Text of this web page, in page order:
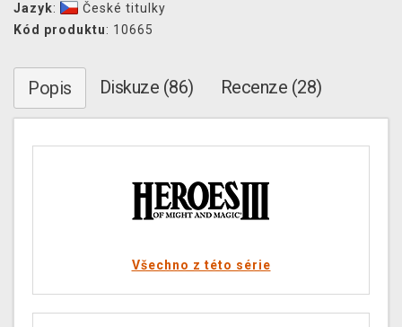
Jazyk:
České titulky
Kód produktu: 10665
Popis Diskuze (86) Recenze (28)
Všechno z této série